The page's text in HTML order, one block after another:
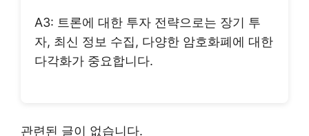
A3: 트론에 대한 투자 전략으로는 장기 투
자, 최신 정보 수집, 다양한 암호화폐에 대한
다각화가 중요합니다.
관련된 글이 없습니다.